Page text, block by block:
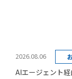
2026.08.06
AIエージェント